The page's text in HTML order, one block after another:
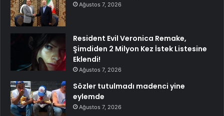
Ağustos 7, 2026
Resident Evil Veronica Remake,
Şimdiden 2 Milyon Kez İstek Listesine
Eklendi!
Ağustos 7, 2026
Sözler tutulmadı madenci yine
eylemde
Ağustos 7, 2026